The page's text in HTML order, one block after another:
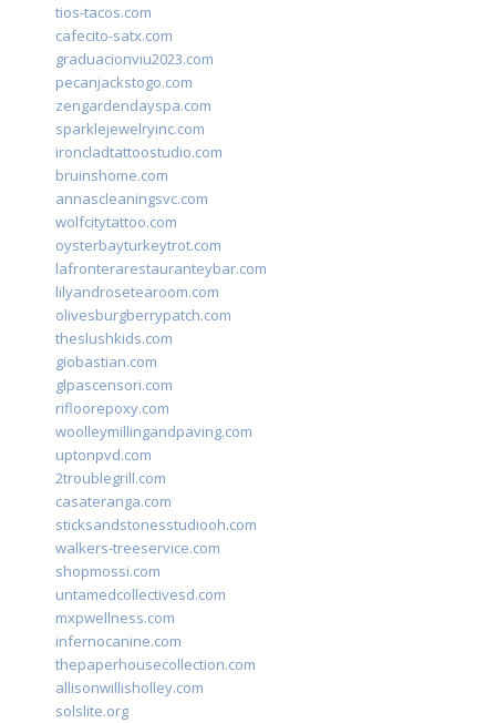
tios-tacos.com
cafecito-satx.com
graduacionviu2023.com
pecanjackstogo.com
zengardendayspa.com
sparklejewelryinc.com
ironcladtattoostudio.com
bruinshome.com
annascleaningsvc.com
wolfcitytattoo.com
oysterbayturkeytrot.com
lafronterarestauranteybar.com
lilyandrosetearoom.com
olivesburgberrypatch.com
theslushkids.com
giobastian.com
glpascensori.com
rifloorepoxy.com
woolleymillingandpaving.com
uptonpvd.com
2troublegrill.com
casateranga.com
sticksandstonesstudiooh.com
walkers-treeservice.com
shopmossi.com
untamedcollectivesd.com
mxpwellness.com
infernocanine.com
thepaperhousecollection.com
allisonwillisholley.com
solslite.org